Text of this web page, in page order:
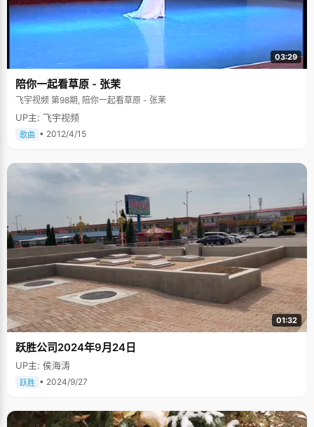
03:29
陪你一起看草原 - 张茉
飞宇视频 第98期, 陪你一起看草原 - 张茉
UP主: 飞宇视频
歌曲 • 2012/4/15
01:32
跃胜公司2024年9月24日
UP主: 侯海涛
跃胜 • 2024/9/27